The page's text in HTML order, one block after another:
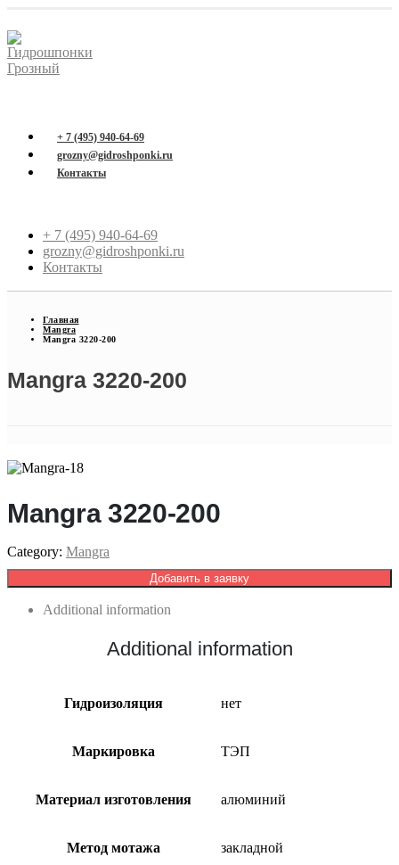
+ 7 (495) 940-64-69
grozny@gidroshponki.ru
Контакты
+ 7 (495) 940-64-69
grozny@gidroshponki.ru
Контакты
Главная
Mangra
Mangra 3220-200
Mangra 3220-200
Mangra 3220-200
Category: Mangra
Добавить в заявку
Additional information
Additional information
Гидроизоляция нет
Маркировка ТЭП
Материал изготовления алюминий
Метод мотажа закладной